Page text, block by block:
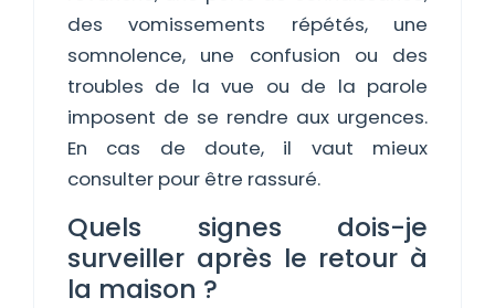
des vomissements répétés, une
somnolence, une confusion ou des
troubles de la vue ou de la parole
imposent de se rendre aux urgences.
En cas de doute, il vaut mieux
consulter pour être rassuré.
Quels signes dois-je
surveiller après le retour à
la maison ?